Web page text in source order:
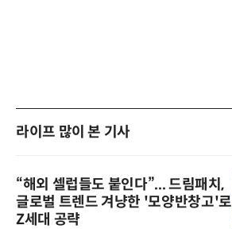
라이프 많이 본 기사
“해외 셀럽들도 붙인다”... 드림패치,
글로벌 트렌드 겨냥한 '모양반창고'로
Z세대 공략